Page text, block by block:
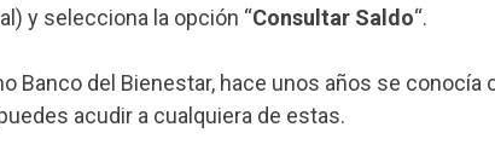
y selecciona la opción “Consultar Saldo“.
Banco del Bienestar, hace unos años se
acudir a cualquiera de estas.